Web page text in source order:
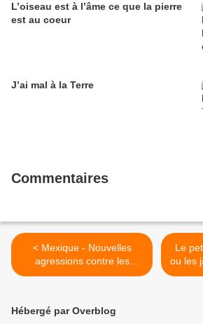
L’oiseau est à l’âme ce que la pierre
est au coeur
J’ai mal à la Terre
Commentaires
< Mexique - Nouvelles
agressions contre les
communautés autochtones
Le
Hébergé par Overblog